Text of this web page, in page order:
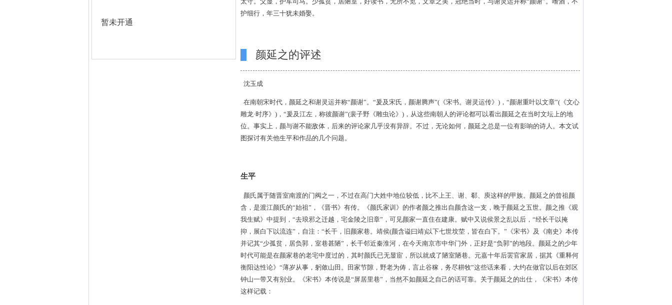
护细行，年三十犹未婚娶。
颜延之的评述
沈玉成
在南朝宋时代，颜延之和谢灵运并称“颜谢”。“爰及宋氏，颜谢腾声”(《宋书。谢灵运传》)，“颜谢重叶以文章”(《文心
雕龙·时序》)，“爰及江左，称彼颜谢”(裴子野《雕虫论》)，从这些南朝人的评论都可以看出颜延之在当时文坛上的地
位。事实上，颜与谢不能敌体，后来的评论家几乎没有异辞。不过，无论如何，颜延之总是一位有影响的诗人。本文试
图探讨有关他生平和作品的几个问题。
生平
颜氏属于随晋室南渡的门阀之一，不过在高门大姓中地位较低，比不上王、谢、郗、庾这样的甲族。颜延之的曾祖颜
含，是渡江颜氏的“始祖”，《晋书》有传。《颜氏家训》的作者颜之推出自颜含这一支，晚于颜延之五世。颜之推《观
我生赋》中提到，“去琅邪之迁越，宅金陵之旧章”，可见颜家一直住在建康。赋中又说侯景之乱以后，“经长干以掩
抑，展白下以流连”，自注：“长干，旧颜家巷。靖侯(颜含谥曰靖)以下七世坟茔，皆在白下。”《宋书》及《南史》本传
并记其“少孤贫，居负郭，室巷甚陋”，长干邻近秦淮河，在今天南京市中华门外，正好是“负郭”的地段。颜延之的少年
时代可能是在颜家巷的老宅中度过的，其时颜氏已无显宦，所以就成了陋室陋巷。元嘉十年后罢官家居，据其《重释何
衡阳达性论》“薄岁从事，躬敛山田。田家节隙，野老为俦，言止谷稼，务尽耕牧”这些话来看，大约在做官以后在郊区
钟山一带又有别业。《宋书》本传说是“屏居里巷”，当然不如颜延之自己的话可靠。关于颜延之的出仕，《宋书》本传
这样记载：